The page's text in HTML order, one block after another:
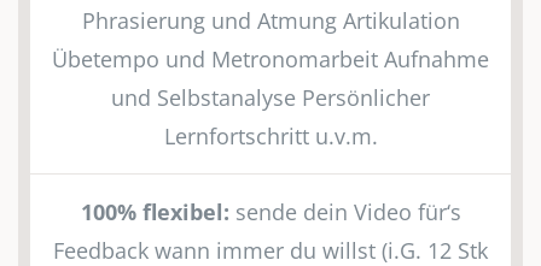
Phrasierung und Atmung Artikulation
Übetempo und Metronomarbeit Aufnahme
und Selbstanalyse Persönlicher
Lernfortschritt u.v.m.
100% flexibel: sende dein Video für‘s
Feedback wann immer du willst (i.G. 12 Stk